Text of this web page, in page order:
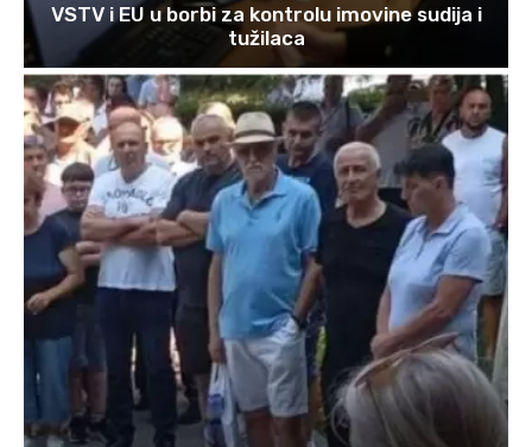
VSTV i EU u borbi za kontrolu imovine sudija i
tužilaca